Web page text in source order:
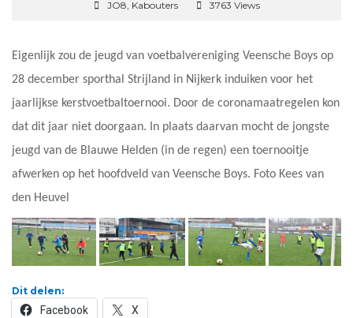
JO8 Kabouters 3763 Views
Eigenlijk zou de jeugd van voetbalvereniging Veensche Boys op
28 december sporthal Strijland in Nijkerk induiken voor het
jaarlijkse kerstvoetbaltoernooi. Door de coronamaatregelen kon
dat dit jaar niet doorgaan. In plaats daarvan mocht de jongste
jeugd van de Blauwe Helden (in de regen) een toernooitje
afwerken op het hoofdveld van Veensche Boys. Foto Kees van
den Heuvel
Dit delen:
Facebook X